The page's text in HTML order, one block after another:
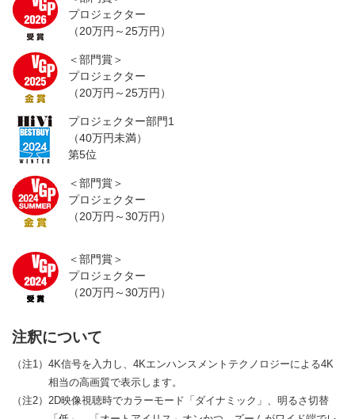
プロジェクター
（20万円～25万円）
＜部門賞＞
プロジェクター
（20万円～25万円）
プロジェクター部門1
（40万円未満）
第5位
＜部門賞＞
プロジェクター
（20万円～30万円）
＜部門賞＞
プロジェクター
（20万円～30万円）
注釈について
（注1）4K信号を入力し、4Kエンハンスメントテクノロジーによる4K
相当の高画質で表示します。
（注2）2D映像視聴時でカラーモード「ダイナミック」、明るさ切替